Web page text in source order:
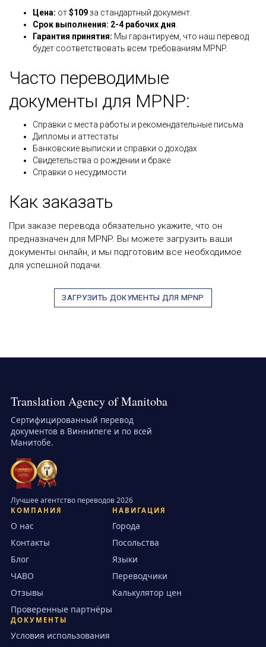
Цена: от$109за стандартный документ.
Срок выполнения: 2-4 рабочих дня
Гарантия принятия: Мы гарантируем, что наш перевод
будет соответствовать всем требованиям MPNP.
Часто переводимые
документы для MPNP:
Справки с места работы и рекомендательные письма
Дипломы и аттестаты
Банковские выписки и справки о доходах
Свидетельства о рождении и браке
Справки о несудимости
Как заказать
При заказе перевода обязательно укажите, что он
предназначен для MPNP. Вы можете загрузить ваши
документы онлайн, и мы подготовим все необходимое
для успешной подачи.
ЗАГРУЗИТЬ ДОКУМЕНТЫ ДЛЯ MPNP
Translation Agency of Manitoba
Сертифицированный перевод
документов в Виннипеге и по всей
Манитобе.
Лучшее агентство переводов 2026
КОМПАНИЯ
О нас
Контакты
Блог
ЧАВО
Отзывы
Проверенные партнёры
НАВИГАЦИЯ
Города
Посольства
Языки
Переводчики
Калькулятор цен
ДОКУМЕНТЫ
Условия использования